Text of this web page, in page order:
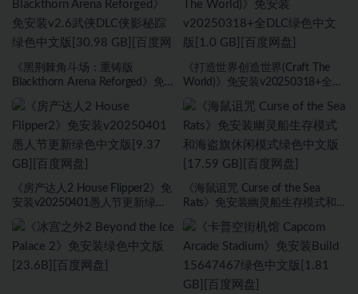
《黑荆棘角斗场：重铸版
Blackthorn Arena Reforged》免
文版[30.98 GB][百度网盘]
《打造世界创造世界(Craft The
World)》免安装v20250318+全
盘]
《房产达人2 House Flipper2》免
安装v20250401愚人节更新绿色
《海鼠诅咒 Curse of the Sea
Rats》免安装幽灵船生存模式和
GB][百度网盘]